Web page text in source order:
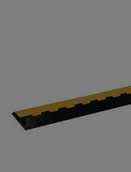
La lunghezza dei dossi
notevolmente a
di ogni progetto. In una
esempio, potrebbe
di pochi metri, mentre
potrebbero essere
decine di metri per
macchinari.
fondamentale che i